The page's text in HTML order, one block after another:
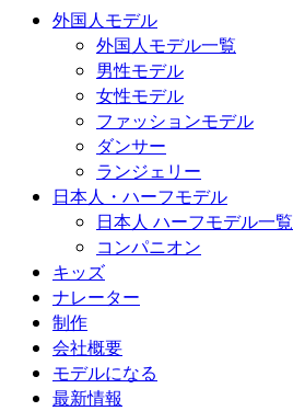
外国人モデル
外国人モデル一覧
男性モデル
女性モデル
ファッションモデル
ダンサー
ランジェリー
日本人・ハーフモデル
日本人 ハーフモデル一覧
コンパニオン
キッズ
ナレーター
制作
会社概要
モデルになる
最新情報